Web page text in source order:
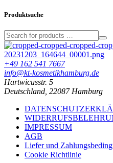
Produktsuche
+49 162 541 7667
info@kt-kosmetikhamburg.de
Hartwicusstr. 5
Deutschland, 22087 Hamburg
IMPRESSUM
AGB
Liefer und
Cookie Richtlinie